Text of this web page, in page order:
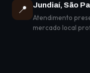
📍 Jundiaí, São
Atendimento
mercado local